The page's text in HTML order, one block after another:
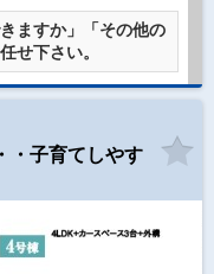
ますか」「その他の
せ下さい。
子育てしやす